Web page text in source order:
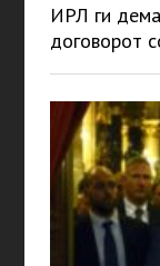
ИРЛ ги
договорот